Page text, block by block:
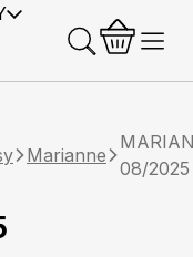
Marianne
08/2025